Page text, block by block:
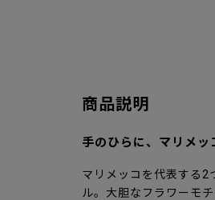
商品説明
手のひらに、マリメッ
マリメッコを代表する
ル。大胆なフラワーモ